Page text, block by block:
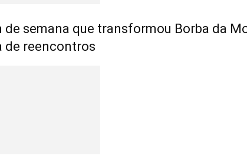
de semana que transformou Borba da
de reencontros